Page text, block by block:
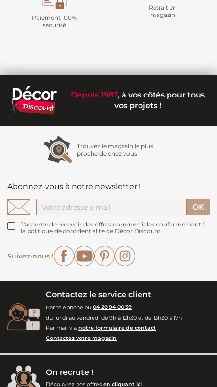
Paiement 100%
sécurisé
Retrait en
magasin
Depuis 1987, à vos côtés pour tous
vos projets !
Trouvez le magasin le plus
proche de chez vous
Abonnez-vous à notre newsletter !
J'accepte de recevoir des offres commerciales conformément à
la politique de confidentialité de Décor Discount
Suivez-nous !
FacebookYouTubePinterest
Contactez le service client
Par téléphone au 04 26 94 00 39
du lundi au vendredi de 9h à 12h30 et de 13h30 à 17h
Par mail via notre formulaire de contact
Contactez votre magasin
On recrute !
Découvrez nos offres en cliquant ici